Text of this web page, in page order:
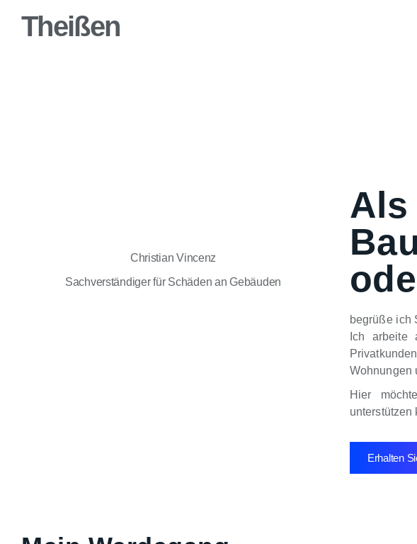
Theißen
Christian Vincenz
Sachverständiger für Schäden an Gebäuden
Als
begrüße ich
Ich arbeite
Wohnungen
Hier
unterstützen
Erhalten